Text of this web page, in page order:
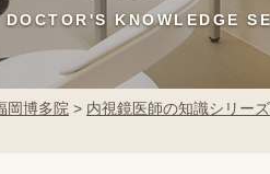
DOCTOR'S KNOWLEDGE
岡博多院 > 内視鏡医師の知識シリーズ